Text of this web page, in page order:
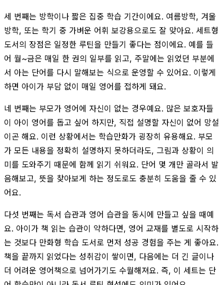
세 번째는 방학이나 짧은 집중 학습 기간이에요. 여름방학, 겨울
방학, 또는 학기 중 가벼운 어휘 보강용으로도 잘 맞아요. 세트형
도서의 장점은 일정한 루틴을 만들기 좋다는 점이에요. 예를 들
어 월~금은 매일 한 권의 일부를 읽고, 주말에는 읽었던 부분에
서 아는 단어를 다시 말해보는 식으로 운영할 수 있어요. 이렇게
하면 아이가 부담 없이 매일 영어를 접하게 돼요.
네 번째는 부모가 영어에 자신이 없는 경우예요. 많은 보호자들
이 아이 영어를 돕고 싶어 하지만, 직접 설명할 자신이 없어 망설
이곤 해요. 이런 상황에서는 학습만화가 굉장히 유용해요. 부모
가 모든 내용을 정확히 설명하지 못하더라도, 그림과 상황이 의
미를 도와주기 때문에 함께 읽기 쉬워요. 단어 몇 개만 골라서 발
음해보고, 뜻을 찾아보게 하는 정도로도 충분히 도움을 줄 수 있
어요.
다섯 번째는 독서 습관과 영어 습관을 동시에 만들고 싶을 때예
요. 아이가 책 읽는 습관이 약하다면, 영어 교재를 별도로 시작하
는 것보다 만화형 학습 도서로 먼저 성공 경험을 주는 게 좋아요.
책을 끝까지 읽었다는 성취감이 쌓이면, 다음에는 더 긴 글이나
더 어려운 영어책으로 넘어가기도 수월해져요. 즉, 이 세트는 단